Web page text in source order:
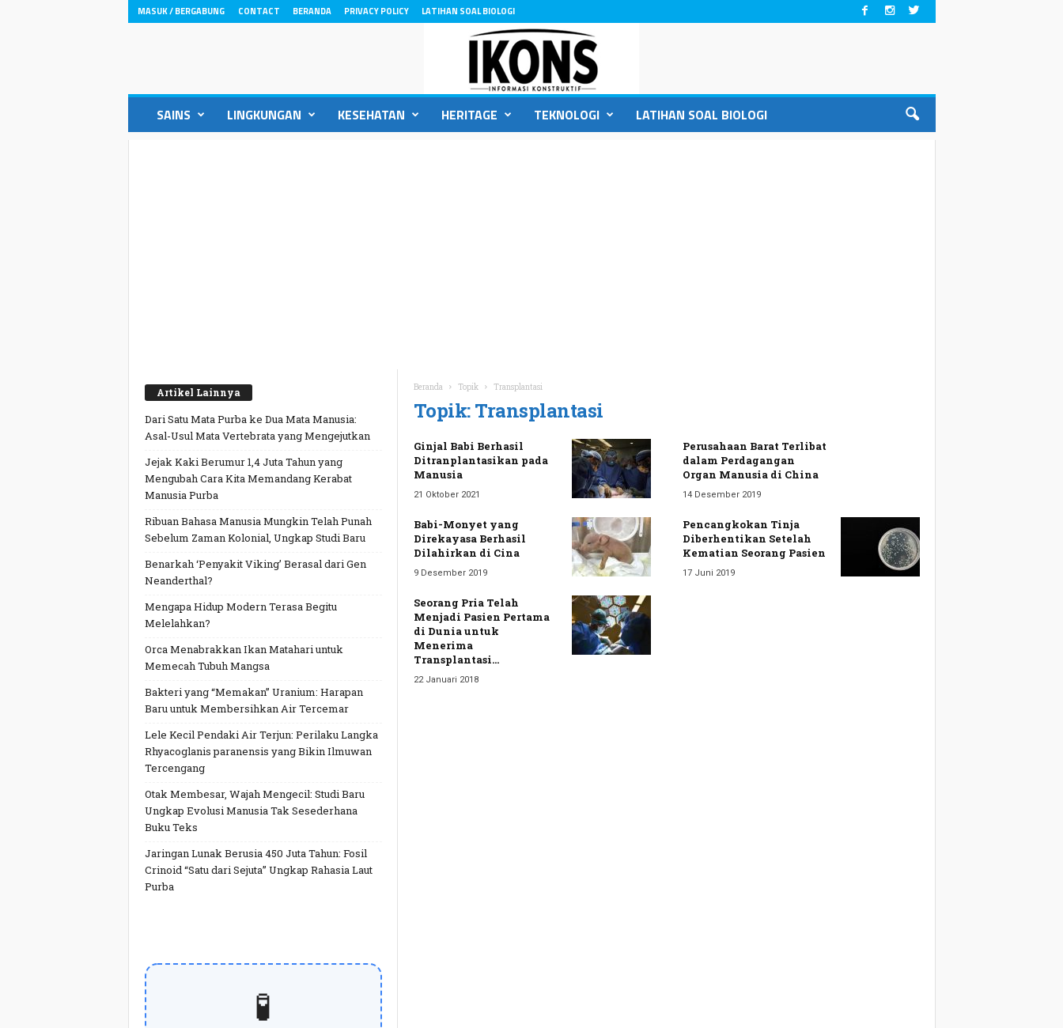
MASUK / BERGABUNG CONTACT BERANDA PRIVACY POLICY LATIHAN SOAL BIOLOGI
SAINS LINGKUNGAN KESEHATAN HERITAGE TEKNOLOGI LATIHAN SOAL BIOLOGI
Beranda Topik Transplantasi
Topik: Transplantasi
Ginjal Babi Berhasil
Ditranplantasikan pada
Manusia
21 Oktober 2021
Perusahaan Barat Terlibat
dalam Perdagangan
Organ Manusia di China
14 Desember 2019
Babi-Monyet yang
Direkayasa Berhasil
Dilahirkan di Cina
9 Desember 2019
Pencangkokan Tinja
Diberhentikan Setelah
Kematian Seorang Pasien
17 Juni 2019
Seorang Pria Telah
Menjadi Pasien Pertama
di Dunia untuk
Menerima
Transplantasi...
22 Januari 2018
Artikel Lainnya
Dari Satu Mata Purba ke Dua Mata Manusia:
Asal-Usul Mata Vertebrata yang Mengejutkan
Jejak Kaki Berumur 1,4 Juta Tahun yang
Mengubah Cara Kita Memandang Kerabat
Manusia Purba
Ribuan Bahasa Manusia Mungkin Telah Punah
Sebelum Zaman Kolonial, Ungkap Studi Baru
Benarkah ‘Penyakit Viking’ Berasal dari Gen
Neanderthal?
Mengapa Hidup Modern Terasa Begitu
Melelahkan?
Orca Menabrakkan Ikan Matahari untuk
Memecah Tubuh Mangsa
Bakteri yang “Memakan” Uranium: Harapan
Baru untuk Membersihkan Air Tercemar
Lele Kecil Pendaki Air Terjun: Perilaku Langka
Rhyacoglanis paranensis yang Bikin Ilmuwan
Tercengang
Otak Membesar, Wajah Mengecil: Studi Baru
Ungkap Evolusi Manusia Tak Sesederhana
Buku Teks
Jaringan Lunak Berusia 450 Juta Tahun: Fosil
Crinoid “Satu dari Sejuta” Ungkap Rahasia Laut
Purba
🧪